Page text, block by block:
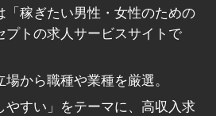
「稼ぎたい男性・女性のための
プトの求人サービスサイトで
から職種や業種を厳選。
やすい」をテーマに、高収入求